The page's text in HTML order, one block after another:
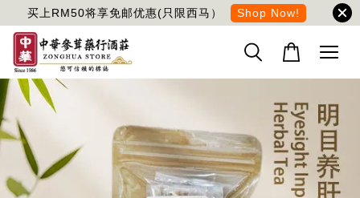
买上RM50将享免邮优惠(只限西马） Shop Now!